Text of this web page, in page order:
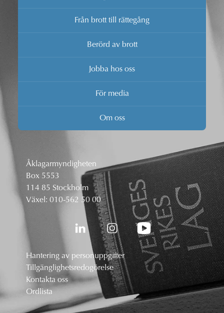
Från brott till rättegång
Berörd av brott
Jobba hos oss
För media
Om oss
Åklagarmyndigheten
Box 5553
114 85 Stockholm
Växel: 010-562 50 00
Hantering av personuppgifter
Tillgänglighetsredogörelse
Kontakta oss
Ordlista